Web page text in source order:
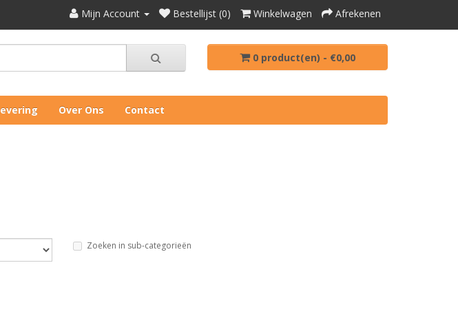
Mijn Account Bestellijst (0) Winkelwagen Afrekenen
0 product(en) - €0,00
Over Ons Contact
Zoeken in sub-categorieën